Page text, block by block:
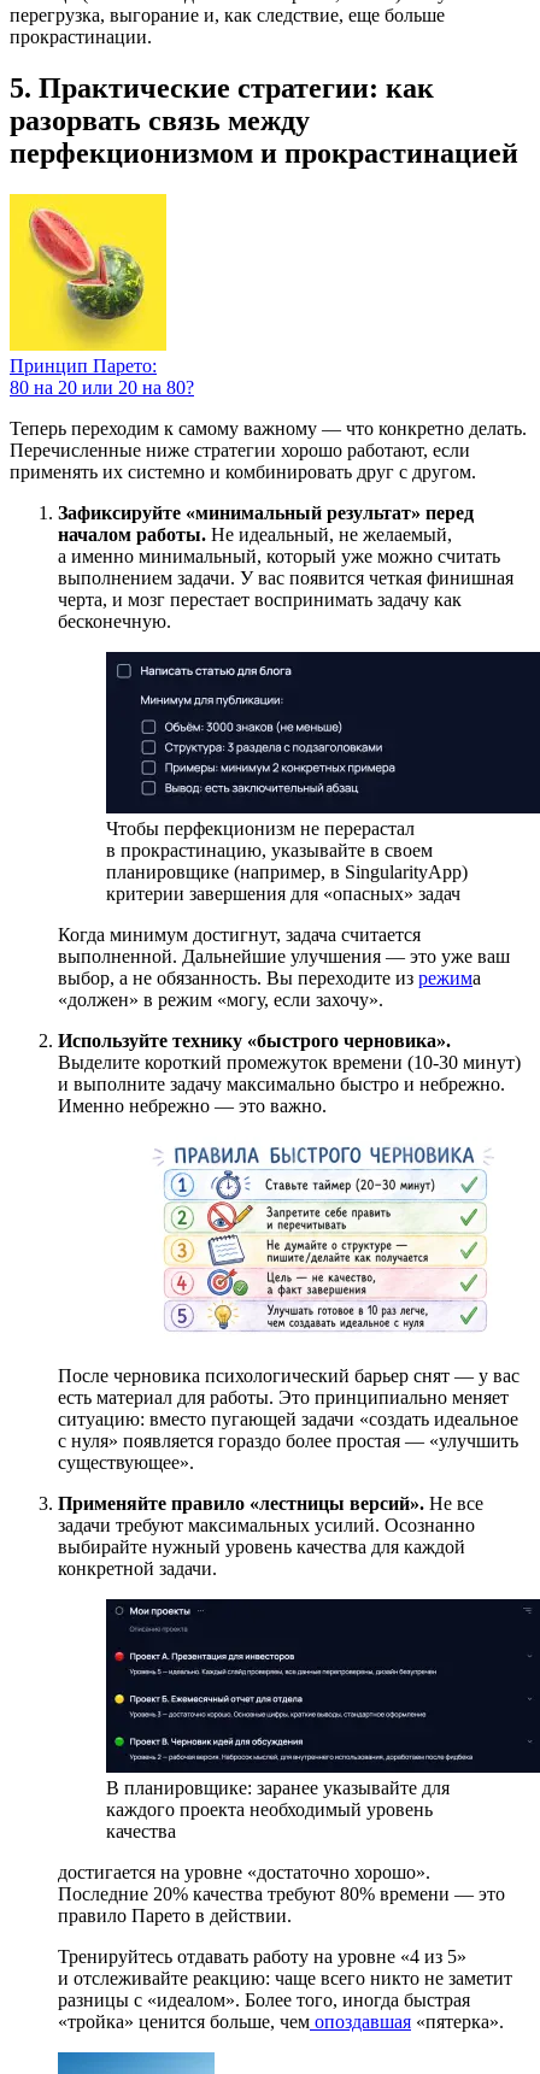
перегрузка, выгорание и, как следствие, еще больше
прокрастинации.
5. Практические стратегии: как
разорвать связь между
перфекционизмом и прокрастинацией
Принцип Парето:
80 на 20 или 20 на 80?
Теперь переходим к самому важному — что конкретно делать.
Перечисленные ниже стратегии хорошо работают, если
применять их системно и комбинировать друг с другом.
Зафиксируйте «минимальный результат» перед
началом работы. Не идеальный, не желаемый,
а именно минимальный, который уже можно считать
выполнением задачи. У вас появится четкая финишная
черта, и мозг перестает воспринимать задачу как
бесконечную.
Чтобы перфекционизм не перерастал
в прокрастинацию, указывайте в своем
планировщике (например, в SingularityApp)
критерии завершения для «опасных» задач
Когда минимум достигнут, задача считается
выполненной. Дальнейшие улучшения — это уже ваш
выбор, а не обязанность. Вы переходите из режима
«должен» в режим «могу, если захочу».
Используйте технику «быстрого черновика».
Выделите короткий промежуток времени (10-30 минут)
и выполните задачу максимально быстро и небрежно.
Именно небрежно — это важно.
После черновика психологический барьер снят — у вас
есть материал для работы. Это принципиально меняет
ситуацию: вместо пугающей задачи «создать идеальное
с нуля» появляется гораздо более простая — «улучшить
существующее».
Применяйте правило «лестницы версий». Не все
задачи требуют максимальных усилий. Осознанно
выбирайте нужный уровень качества для каждой
конкретной задачи.
В планировщике: заранее указывайте для
каждого проекта необходимый уровень
качества
достигается на уровне «достаточно хорошо».
Последние 20% качества требуют 80% времени — это
правило Парето в действии.
Тренируйтесь отдавать работу на уровне «4 из 5»
и отслеживайте реакцию: чаще всего никто не заметит
разницы с «идеалом». Более того, иногда быстрая
«тройка» ценится больше, чем опоздавшая «пятерка».